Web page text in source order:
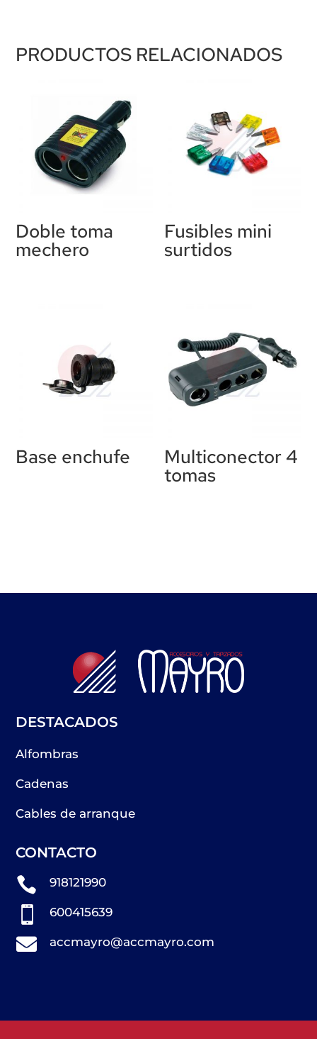
PRODUCTOS RELACIONADOS
Doble toma
mechero
Fusibles mini
surtidos
Base enchufe Multiconector 4
tomas
DESTACADOS
Alfombras
Cadenas
Cables de arranque
CONTACTO
 918121990
 600415639
 accmayro@accmayro.com